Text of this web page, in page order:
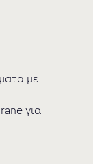
με
για